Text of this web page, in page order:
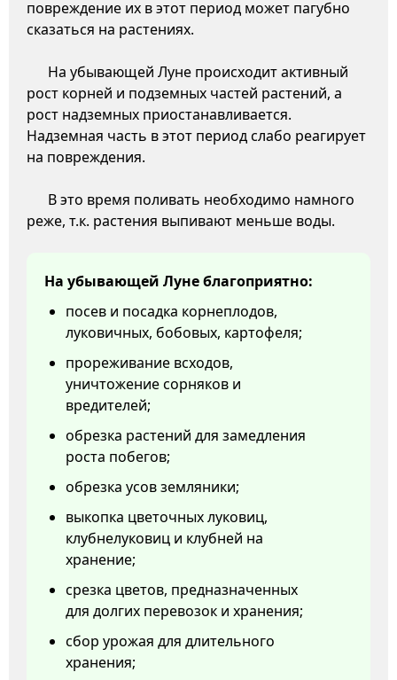
повреждение их в этот период может пагубно
сказаться на растениях.
На убывающей Луне происходит активный
рост корней и подземных частей растений, а
рост надземных приостанавливается.
Надземная часть в этот период слабо реагирует
на повреждения.
В это время поливать необходимо намного
реже, т.к. растения выпивают меньше воды.
На убывающей Луне благоприятно:
посев и посадка корнеплодов,
луковичных, бобовых, картофеля;
прореживание всходов,
уничтожение сорняков и
вредителей;
обрезка растений для замедления
роста побегов;
обрезка усов земляники;
выкопка цветочных луковиц,
клубнелуковиц и клубней на
хранение;
срезка цветов, предназначенных
для долгих перевозок и хранения;
сбор урожая для длительного
хранения;